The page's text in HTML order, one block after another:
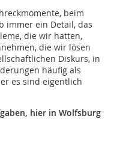
beim
immer ein Detail, das
die wir hatten,
die wir lösen
Diskurs, in
häufig als
es sind eigentlich
hier in Wolfsburg